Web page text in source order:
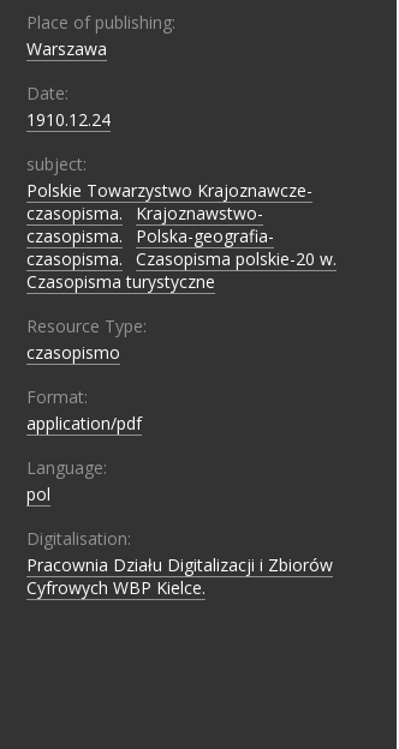
Place of publishing:
Warszawa
Date:
1910.12.24
subject:
Polskie Towarzystwo Krajoznawcze-
czasopisma.
Krajoznawstwo-
czasopisma.
Polska-geografia-
czasopisma.
Czasopisma polskie-20 w.
Czasopisma turystyczne
Resource Type:
czasopismo
Format:
application/pdf
Language:
pol
Digitalisation:
Pracownia Działu Digitalizacji i Zbiorów
Cyfrowych WBP Kielce.